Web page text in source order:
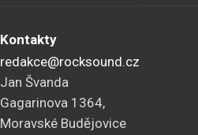
Kontakty
redakce@rocksound.cz
Jan Švanda
Gagarinova 1364,
Moravské Budějovice